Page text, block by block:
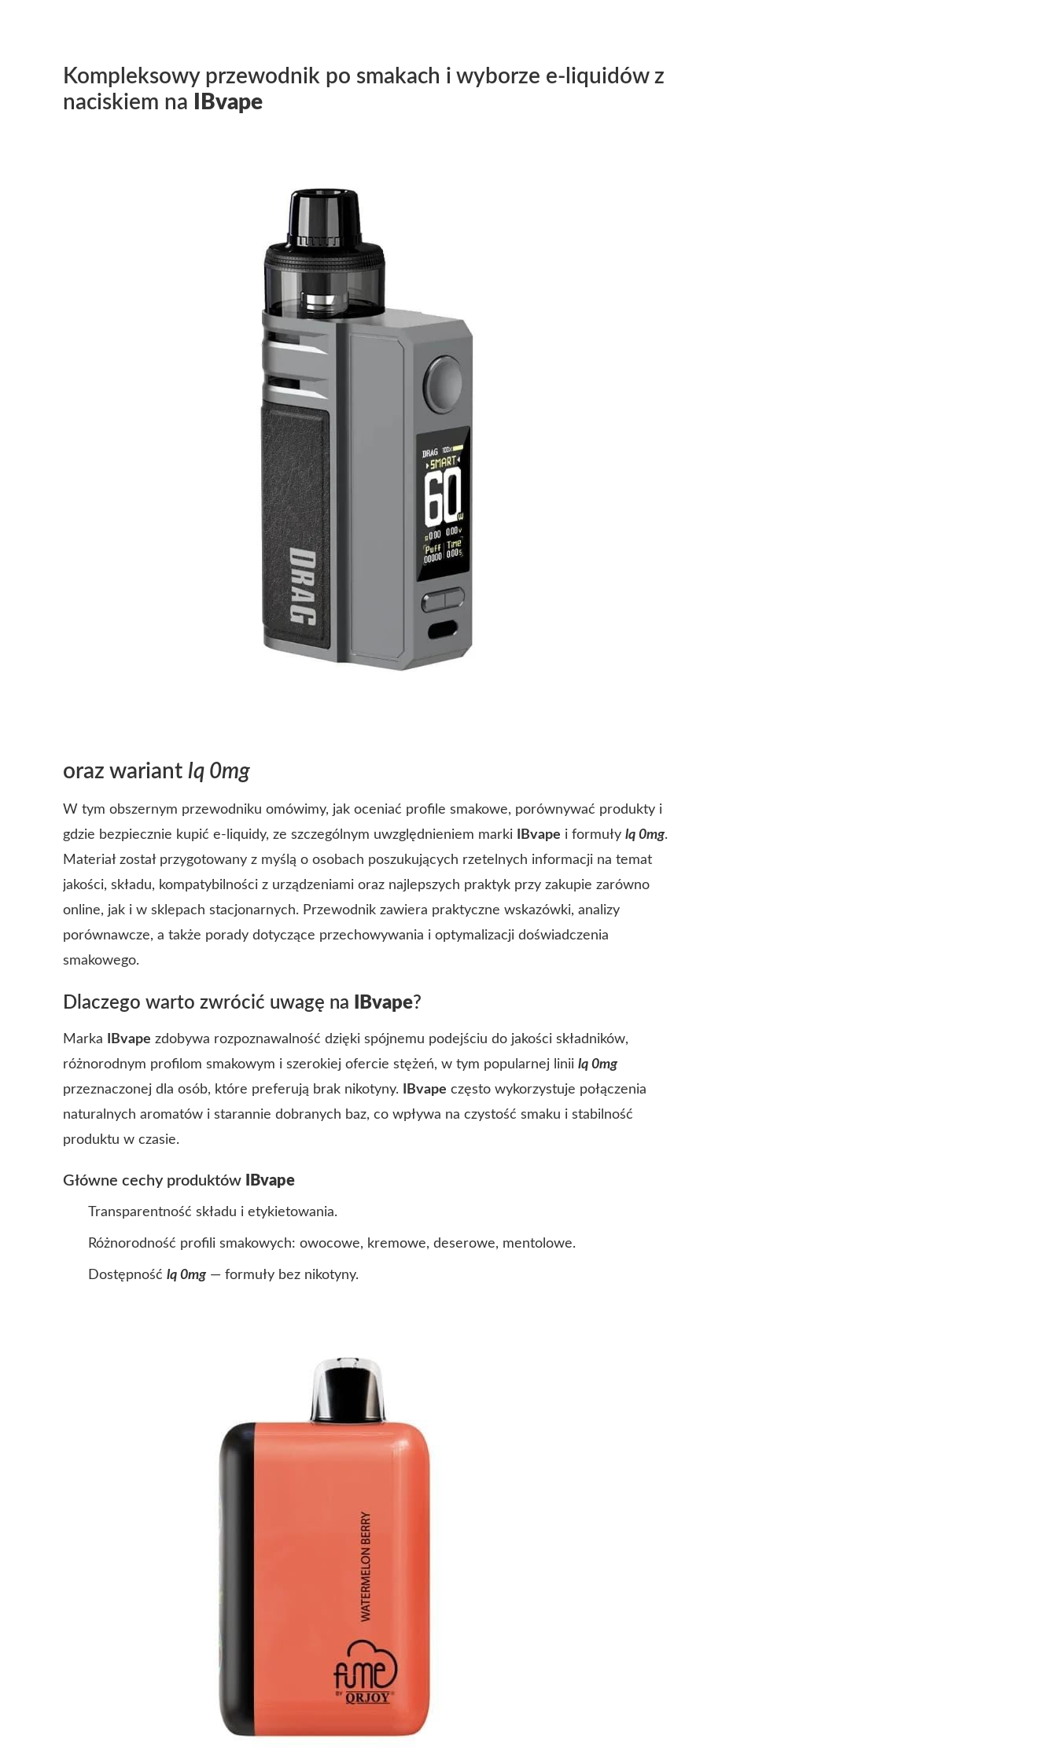
Kompleksowy przewodnik po smakach i wyborze e-liquidów z
naciskiem na
IBvape
oraz wariant lq 0mg
W tym obszernym przewodniku omówimy, jak oceniać profile smakowe, porównywać produkty i
gdzie bezpiecznie kupić e-liquidy, ze szczególnym uwzględnieniem marki
IBvape i formuły lq 0mg.
Materiał został przygotowany z myślą o osobach poszukujących rzetelnych informacji na temat
jakości, składu, kompatybilności z urządzeniami oraz najlepszych praktyk przy zakupie zarówno
online, jak i w sklepach stacjonarnych. Przewodnik zawiera praktyczne wskazówki, analizy
porównawcze, a także porady dotyczące przechowywania i optymalizacji doświadczenia
smakowego.
Dlaczego warto zwrócić uwagę na IBvape?
Marka IBvape zdobywa rozpoznawalność dzięki spójnemu podejściu do jakości składników,
różnorodnym profilom smakowym i szerokiej ofercie stężeń, w tym popularnej linii lq 0mg
przeznaczonej dla osób, które preferują brak nikotyny.
IBvape często wykorzystuje połączenia
naturalnych aromatów i starannie dobranych baz, co wpływa na czystość smaku i stabilność
produktu w czasie.
Główne cechy produktów IBvape
Transparentność składu i etykietowania.
Różnorodność profili smakowych: owocowe, kremowe, deserowe, mentolowe.
Dostępność lq 0mg— formuły bez nikotyny.